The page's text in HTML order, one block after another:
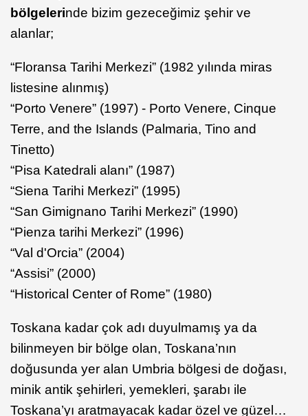
bölgelerinde bizim gezeceğimiz şehir ve
alanlar;
“Floransa Tarihi Merkezi” (1982 yılında miras
listesine alınmış)
“Porto Venere” (1997) - Porto Venere, Cinque
Terre, and the Islands (Palmaria, Tino and
Tinetto)
“Pisa Katedrali alanı” (1987)
“Siena Tarihi Merkezi” (1995)
“San Gimignano Tarihi Merkezi” (1990)
“Pienza tarihi Merkezi” (1996)
“Val d'Orcia” (2004)
“Assisi” (2000)
“Historical Center of Rome” (1980)
Toskana kadar çok adı duyulmamış ya da
bilinmeyen bir bölge olan, Toskana’nın
doğusunda yer alan Umbria bölgesi de doğası,
minik antik şehirleri, yemekleri, şarabı ile
Toskana’yı aratmayacak kadar özel ve güzel…